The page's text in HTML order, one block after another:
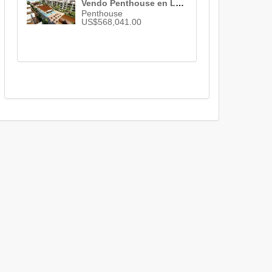
Vendo Penthouse en La Romana , La Romana , 2 habs. , 2 baños , 1 parqueo , ID 3021
Penthouse
US$568,041.00